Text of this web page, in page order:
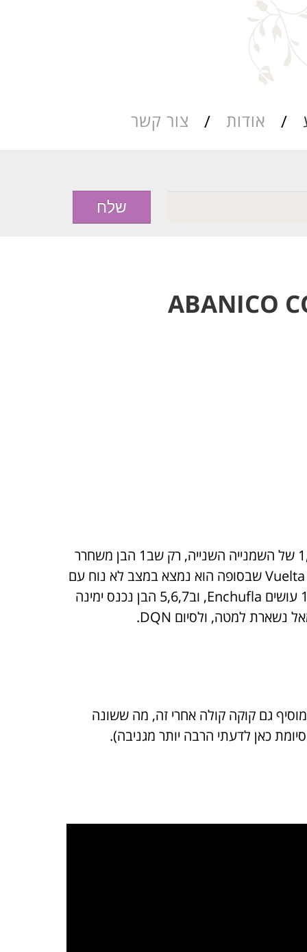
אודות צור קשר
מתחיל כמו Abanico רגיל בשמנייה הראשונה (Sombrero), וב1,2,3 של השמנייה השנייה, רק שב1 הבן משחרר
את יד שמאל של הבת, וב3 הוא תופס אותה. ב5,6,7 הבן עושה מעין Vuelta שבסופה הוא נמצא במצב לא נוח עם
יד שמאל שלו מקופלת מאחורי גבו ויד ימין נמצאת מול פניו. אז ב1,2,3 עושים Enchufla, וב5,6,7 הבן נכנס ימינה
גם קוקה קולה אחרי זה, מה ששונה
כאן לדעתי הרבה יותר מגניבה).